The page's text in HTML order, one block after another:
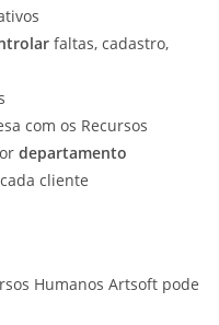
faltas, cadastro,
com os Recursos
departamento
cliente
Humanos Artsoft pode